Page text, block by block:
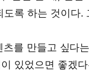
록 하는 것이다.
를 만들고 싶다
있었으면 좋겠